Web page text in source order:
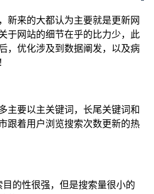
新来的大都认为主要就是更新网
于网站的细节在乎的比力少，此
，优化涉及到数据阐发，以及病
主要以主关键词，长尾关键词和
跟着用户浏览搜索次数更新的热
的性很强，但是搜索量很小的